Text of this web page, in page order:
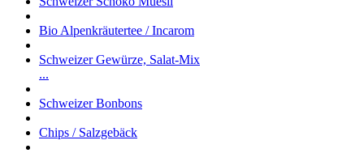
Bio Alpenkräutertee / Incarom
Schweizer Gewürze, Salat-Mix
...
Schweizer Bonbons
Chips / Salzgebäck